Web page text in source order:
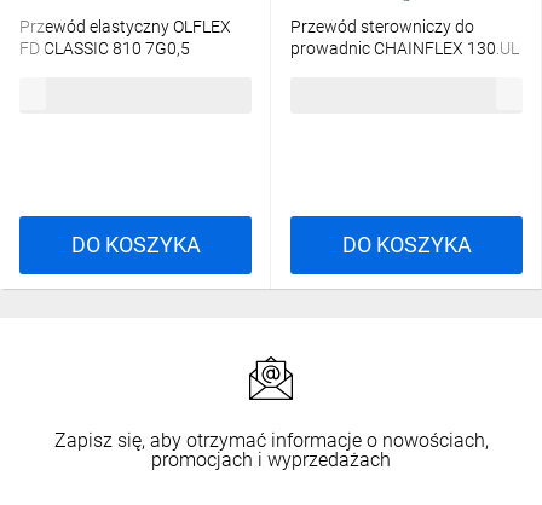
Przewód elastyczny OLFLEX
FD CLASSIC 810 7G0,5
DO KOSZYKA
Przewód sterowniczy do
prowadnic CHAINFLEX 130.UL
DO KOSZYKA
Zapisz się, aby otrzymać informacje o nowościach,
promocjach i wyprzedażach